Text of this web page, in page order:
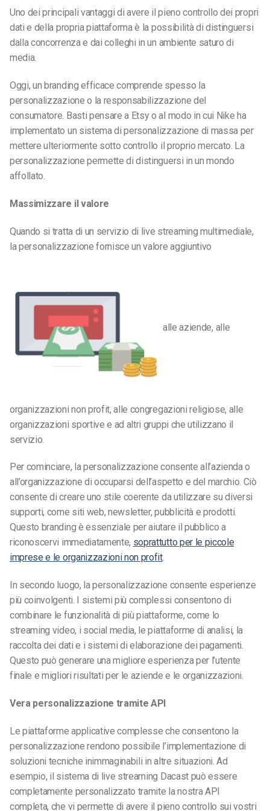
Uno dei principali vantaggi di avere il pieno controllo dei propri
dati e della propria piattaforma è la possibilità di distinguersi
dalla concorrenza e dai colleghi in un ambiente saturo di
media.
Oggi, un branding efficace comprende spesso la
personalizzazione o la responsabilizzazione del
consumatore. Basti pensare a Etsy o al modo in cui Nike ha
implementato un sistema di personalizzazione di massa per
mettere ulteriormente sotto controllo il proprio mercato. La
personalizzazione permette di distinguersi in un mondo
affollato.
Massimizzare il valore
Quando si tratta di un servizio di live streaming multimediale,
la personalizzazione fornisce un valore aggiuntivo
alle aziende, alle
organizzazioni non profit, alle congregazioni religiose, alle
organizzazioni sportive e ad altri gruppi che utilizzano il
servizio.
Per cominciare, la personalizzazione consente all’azienda o
all’organizzazione di occuparsi dell’aspetto e del marchio. Ciò
consente di creare uno stile coerente da utilizzare su diversi
supporti, come siti web, newsletter, pubblicità e prodotti.
Questo branding è essenziale per aiutare il pubblico a
riconoscervi immediatamente, soprattutto per le piccole
imprese e le organizzazioni non profit.
In secondo luogo, la personalizzazione consente esperienze
più coinvolgenti. I sistemi più complessi consentono di
combinare le funzionalità di più piattaforme, come lo
streaming video, i social media, le piattaforme di analisi, la
raccolta dei dati e i sistemi di elaborazione dei pagamenti.
Questo può generare una migliore esperienza per l’utente
finale e migliori risultati per le aziende e le organizzazioni.
Vera personalizzazione tramite API
Le piattaforme applicative complesse che consentono la
personalizzazione rendono possibile l’implementazione di
soluzioni tecniche inimmaginabili in altre situazioni. Ad
esempio, il sistema di live streaming Dacast può essere
completamente personalizzato tramite la nostra API
completa, che vi permette di avere il pieno controllo sui vostri